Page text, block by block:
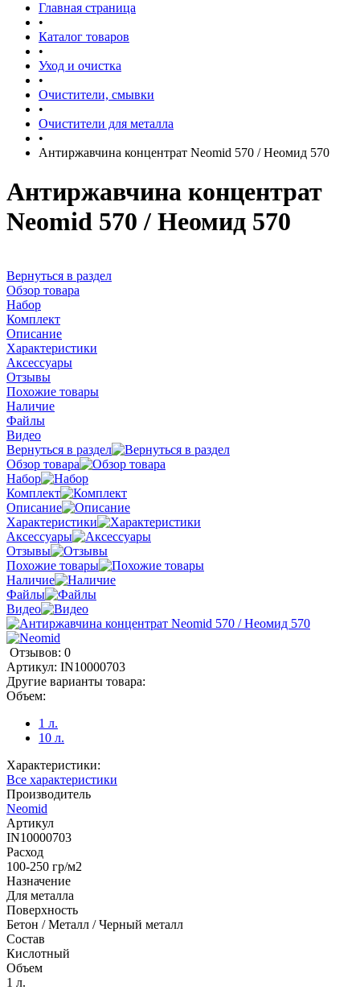
Главная страница
•
Каталог товаров
•
Уход и очистка
•
Очистители, смывки
•
Очистители для металла
•
Антиржавчина концентрат Neomid 570 / Неомид 570
Антиржавчина концентрат
Neomid 570 / Неомид 570
Вернуться в раздел
Обзор товара
Набор
Комплект
Описание
Характеристики
Аксессуары
Отзывы
Похожие товары
Наличие
Файлы
Видео
Вернуться в раздел
Обзор товара
Набор
Комплект
Описание
Характеристики
Аксессуары
Отзывы
Похожие товары
Наличие
Файлы
Видео
Отзывов: 0
Артикул: IN10000703
Другие варианты товара:
Объем:
1 л.
10 л.
Характеристики:
Все характеристики
Производитель
Neomid
Артикул
IN10000703
Расход
100-250 гр/м2
Назначение
Для металла
Поверхность
Бетон / Металл / Черный металл
Состав
Кислотный
Объем
1 л.